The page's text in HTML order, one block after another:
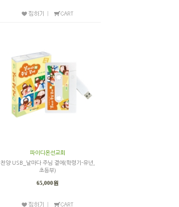
파이디온선교회
찬양 USB_날마다 주님 곁에(학령기-유년,
초등부)
65,000원